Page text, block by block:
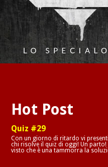
Hot Post
Quiz #29
Con un giorno di ritardo vi
chi risolve il quiz di oggi! Un
visto che è una tammorra la